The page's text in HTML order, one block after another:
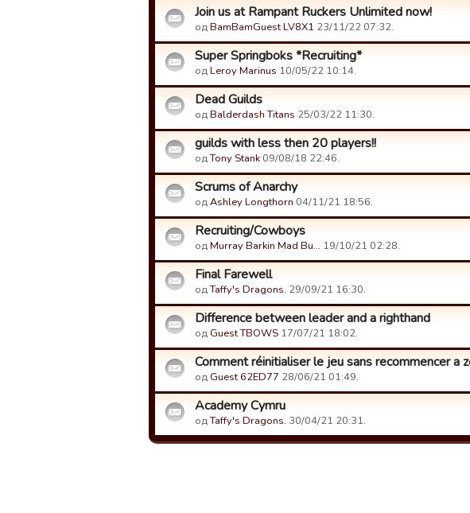
Join us at Rampant Ruckers Unlimited now!
одBamBamGuest LV8X1 23/11/22 07:32.
Super Springboks *Recruiting*
одLeroy Marinus 10/05/22 10:14.
Dead Guilds
одBalderdash Titans 25/03/22 11:30.
guilds with less then 20 players!!
одTony Stank 09/08/18 22:46.
Scrums of Anarchy
одAshley Longthorn 04/11/21 18:56.
Recruiting/Cowboys
одMurray Barkin Mad Bu… 19/10/21 02:28.
Final Farewell
одTaffy's Dragons. 29/09/21 16:30.
Difference between leader and a righthand
од Guest TBOWS 17/07/21 18:02.
Comment réinitialiser le jeu sans recommencer a
од Guest 62ED77 28/06/21 01:49.
Academy Cymru
одTaffy's Dragons. 30/04/21 20:31.